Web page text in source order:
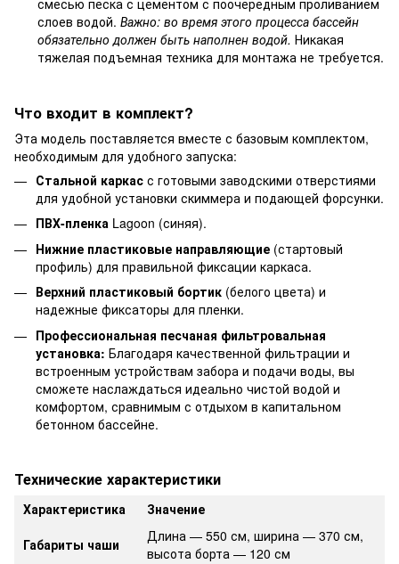
смесью песка с цементом с поочередным проливанием
слоев водой. Важно: во время этого процесса бассейн
обязательно должен быть наполнен водой. Никакая
тяжелая подъемная техника для монтажа не требуется.
Что входит в комплект?
Эта модель поставляется вместе с базовым комплектом,
необходимым для удобного запуска:
Стальной каркас с готовыми заводскими отверстиями
для удобной установки скиммера и подающей форсунки.
ПВХ-пленка Lagoon (синяя).
Нижние пластиковые направляющие (стартовый
профиль) для правильной фиксации каркаса.
Верхний пластиковый бортик (белого цвета) и
надежные фиксаторы для пленки.
Профессиональная песчаная фильтровальная
установка: Благодаря качественной фильтрации и
встроенным устройствам забора и подачи воды, вы
сможете наслаждаться идеально чистой водой и
комфортом, сравнимым с отдыхом в капитальном
бетонном бассейне.
Технические характеристики
Характеристика
Значение
Габариты чаши
Длина — 550 см, ширина — 370 см,
высота борта — 120 см